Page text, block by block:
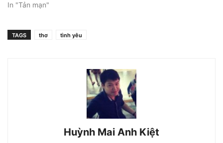
In "Tản mạn"
TAGS thơ tình yêu
Huỳnh Mai Anh Kiệt